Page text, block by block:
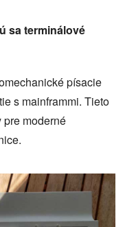
sa terminálové
písacie
s mainframmi. Tieto
moderné